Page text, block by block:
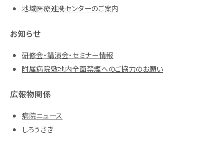
地域医療連携センターのご案内
お知らせ
研修会・講演会・セミナー情報
附属病院敷地内全面禁煙へのご協力のお願い
広報物関係
病院ニュース
しろうさぎ